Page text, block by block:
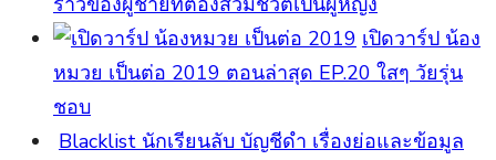
เปิดวาร์ป น้อง
หมวย เป็นต่อ 2019 ตอนล่าสุด EP.20 ใสๆ วัยรุ่น
ชอบ
Blacklist นักเรียนลับ บัญชีดำ เรื่องย่อและข้อมูล